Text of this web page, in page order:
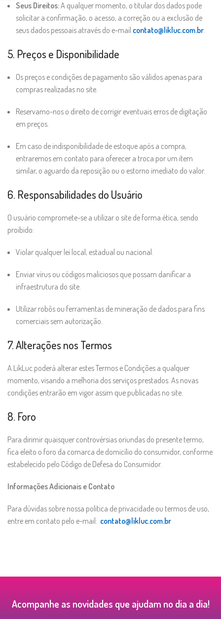
Seus Direitos:A qualquer momento, o titular dos dados pode
solicitar a confirmação, o acesso, a correção ou a exclusão de
seus dados pessoais através do e-mail contato@likluc.com.br.
5. Preços e Disponibilidade
Os preços e condições de pagamento são válidos apenas para
compras realizadas no site.
Reservamo-nos o direito de corrigir eventuais erros de digitação
em preços.
Em caso de indisponibilidade de estoque após a compra,
entraremos em contato para oferecer a troca por um item
similar, o aguardo da reposição ou o estorno imediato do valor.
6. Responsabilidades do Usuário
O usuário compromete-se a utilizar o site de forma ética, sendo
proibido:
Violar qualquer lei local, estadual ou nacional.
Enviar vírus ou códigos maliciosos que possam danificar a
infraestrutura do site.
Utilizar robôs ou ferramentas de mineração de dados para fins
comerciais sem autorização.
7. Alterações nos Termos
A LikLuc poderá alterar estes Termos e Condições a qualquer
momento, visando a melhoria dos serviços prestados. As novas
condições entrarão em vigor assim que publicadas no site.
8. Foro
Para dirimir quaisquer controvérsias oriundas do presente termo,
fica eleito o foro da comarca de domicílio do consumidor, conforme
estabelecido pelo Código de Defesa do Consumidor.
Informações Adicionais e Contato
Para dúvidas sobre nossa política de privacidade ou termos de uso,
entre em contato pelo e-mail: contato@likluc.com.br
Acompanhe as novidades que ajudam no dia a dia!